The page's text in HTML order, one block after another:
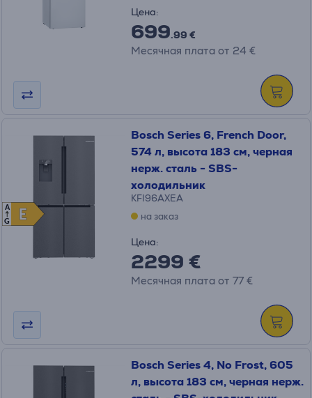
Цена:
699.99 €
Месячная плата от 24 €
E
E
A
G
Bosch Series 6, French Door,
574 л, высота 183 см, черная
нерж. сталь - SBS-
холодильник
KFI96AXEA
на заказ
Цена:
2299 €
Месячная плата от 77 €
Bosch Series 4, No Frost, 605
л, высота 183 см, черная нерж.